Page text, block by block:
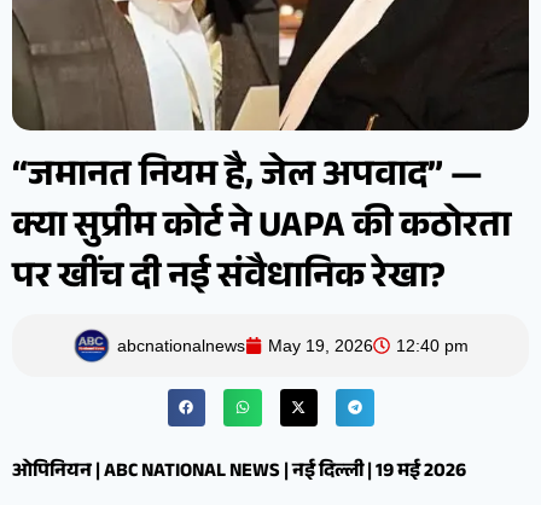
“जमानत नियम है, जेल अपवाद” —
क्या सुप्रीम कोर्ट ने UAPA की कठोरता
पर खींच दी नई संवैधानिक रेखा?
abcnationalnews May 19, 2026 12:40 pm
ओपिनियन | ABC NATIONAL NEWS | नई दिल्ली | 19 मई 2026